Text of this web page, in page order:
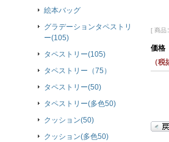
[ 商品
価格
（
絵本バッグ
グラデーションタペストリ
ー(105)
タペストリー(105)
タペストリー（75）
タペストリー(50)
タペストリー(多色50)
クッション(50)
クッション(多色50)